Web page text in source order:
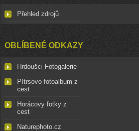
Přehled zdrojů
OBLÍBENÉ ODKAZY
Hrdoušci-Fotogalerie
Pítrsovo fotoalbum z
cest
Horácovy fotky z
cest
Naturephoto.cz